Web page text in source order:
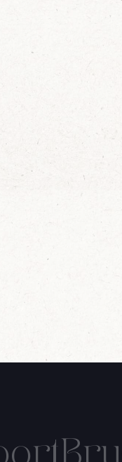
Zin
Ik wil de mailing
SCHRIJF U